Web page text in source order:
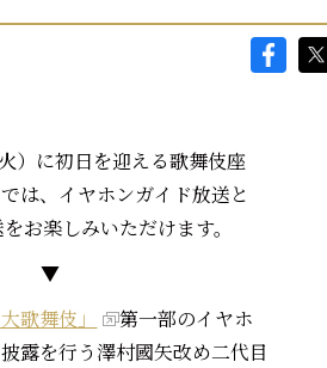
）に初日を迎える歌舞伎座
は、イヤホンガイド放送と
お楽しみいただけます。
▼
歌舞伎」
第一部のイヤホ
露を行う澤村國矢改め二代目